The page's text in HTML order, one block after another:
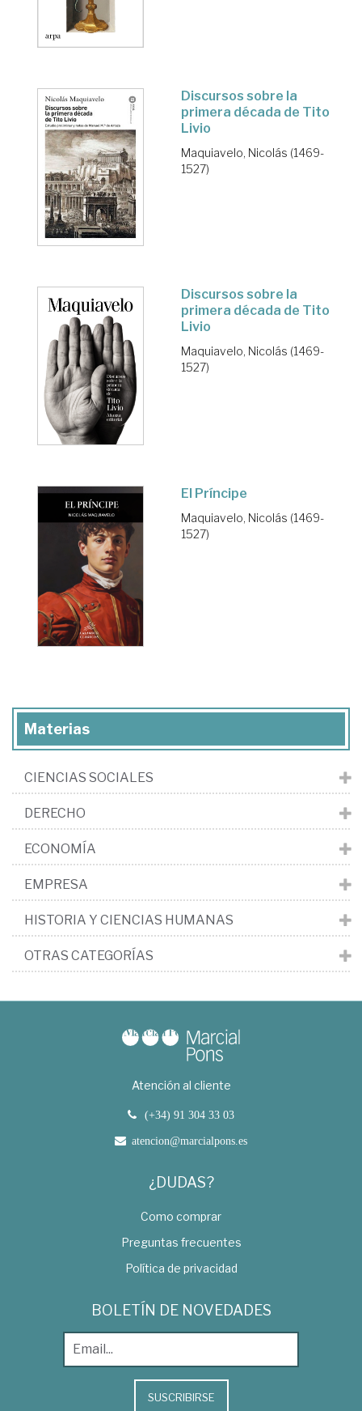
Discursos sobre la
primera década de Tito
Livio
Maquiavelo, Nicolás (1469-
1527)
Discursos sobre la
primera década de Tito
Livio
Maquiavelo, Nicolás (1469-
1527)
El Príncipe
Maquiavelo, Nicolás (1469-
1527)
Materias
CIENCIAS SOCIALES
DERECHO
ECONOMÍA
EMPRESA
HISTORIA Y CIENCIAS HUMANAS
OTRAS CATEGORÍAS
Atención al cliente
(+34) 91 304 33 03
atencion@marcialpons.es
¿DUDAS?
Como comprar
Preguntas frecuentes
Política de privacidad
BOLETÍN DE NOVEDADES
SUSCRIBIRSE